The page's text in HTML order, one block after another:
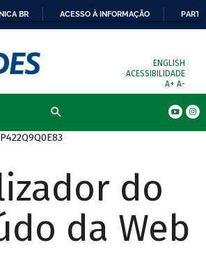
BR ACESSO À INFORMAÇÃO
ENGLISH
ACESSIBILIDADE
A+ A-
do
da Web